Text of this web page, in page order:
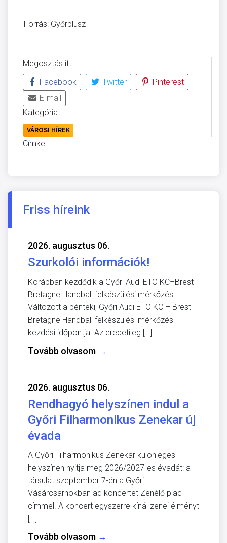
Forrás: Győrplusz
Megosztás itt:
Facebook
Twitter
Pinterest
E-mail
Kategória
VÁROSI HÍREK
Címke
-
Friss híreink
2026. augusztus 06.
Szurkolói információk!
Korábban kezdődik a Győri Audi ETO KC–Brest
Bretagne Handball felkészülési mérkőzés
Változott a pénteki, Győri Audi ETO KC – Brest
Bretagne Handball felkészülési mérkőzés
kezdési időpontja. Az eredetileg […]
Tovább olvasom →
2026. augusztus 06.
Rendhagyó helyszínen indul a
Győri Filharmonikus Zenekar új
évada
A Győri Filharmonikus Zenekar különleges
helyszínen nyitja meg 2026/2027-es évadát: a
társulat szeptember 7-én a Győri
Vásárcsarnokban ad koncertet Zenélő piac
címmel. A koncert egyszerre kínál zenei élményt
[…]
Tovább olvasom →